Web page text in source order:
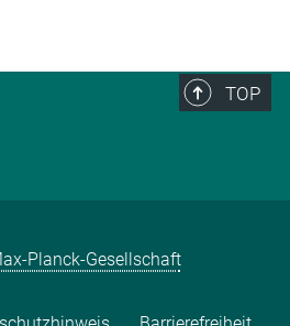
TOP
Planck-Gesellschaft